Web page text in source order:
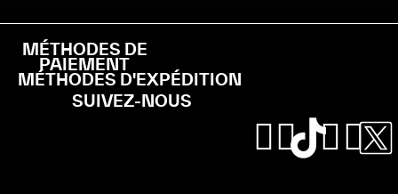
MÉTHODES DE
PAIEMENT
MÉTHODES D'EXPÉDITION
SUIVEZ-NOUS